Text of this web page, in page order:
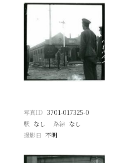
−
写真ID 3701-017325-0
駅 なし 路線 なし
撮影日
不明